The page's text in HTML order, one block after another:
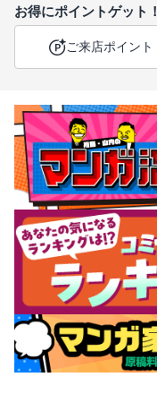
お得にポイントゲット！
ご来店ポイント